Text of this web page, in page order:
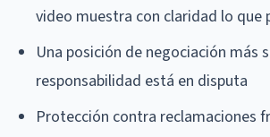
video muestra con claridad lo que
Una posición de negociación más
responsabilidad está en disputa
Protección contra reclamaciones